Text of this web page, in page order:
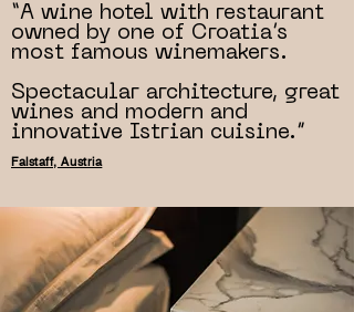
“A wine hotel with restaurant
owned by one of Croatia’s
most famous winemakers.
Spectacular architecture, great
wines and modern and
innovative Istrian cuisine.”
Falstaff, Austria